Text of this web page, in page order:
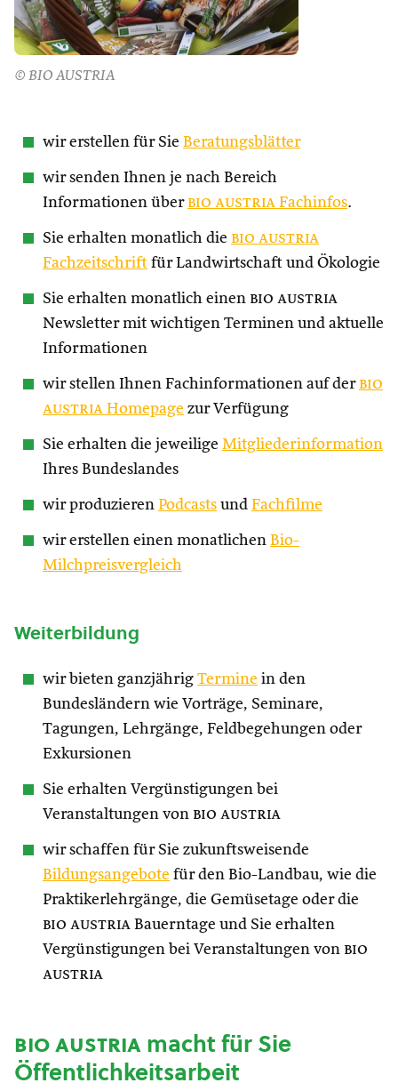
© BIO AUSTRIA
wir erstellen für Sie Beratungsblätter
wir senden Ihnen je nach Bereich
Informationen über bio austria Fachinfos.
Sie erhalten monatlich die bio austria
Fachzeitschrift für Landwirtschaft und Ökologie
Sie erhalten monatlich einen bio austria
Newsletter mit wichtigen Terminen und aktuelle
Informationen
wir stellen Ihnen Fachinformationen auf der bio
austria Homepage zur Verfügung
Sie erhalten die jeweilige Mitgliederinformation
Ihres Bundeslandes
wir produzieren Podcasts und Fachfilme
wir erstellen einen monatlichen Bio-
Milchpreisvergleich
Weiterbildung
wir bieten ganzjährig Termine in den
Bundesländern wie Vorträge, Seminare,
Tagungen, Lehrgänge, Feldbegehungen oder
Exkursionen
Sie erhalten Vergünstigungen bei
Veranstaltungen von bio austria
wir schaffen für Sie zukunftsweisende
Bildungsangebote für den Bio-Landbau, wie die
Praktikerlehrgänge, die Gemüsetage oder die
bio austria Bauerntage und Sie erhalten
Vergünstigungen bei Veranstaltungen von bio
austria
bio austriamacht für Sie
Öffentlichkeitsarbeit